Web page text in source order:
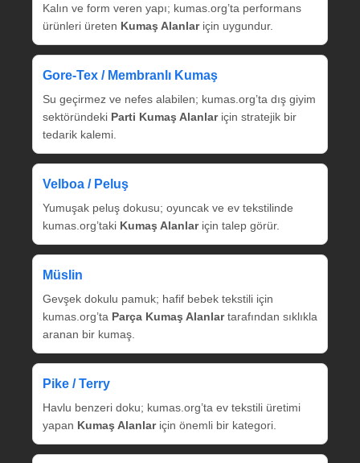
Kalın ve form veren yapı; kumas.org’ta performans
ürünleri üreten Kumaş Alanlariçin uygundur.
Gore‑Tex / Membranlı Kumaş
Su geçirmez ve nefes alabilen; kumas.org’ta dış giyim
sektöründeki Parti Kumaş Alanlariçin stratejik bir
tedarik kalemi.
Velboa / Peluş
Yumuşak peluş dokusu; oyuncak ve ev tekstilinde
kumas.org’taki Kumaş Alanlariçin talep görür.
Müslin
Gevşek dokulu pamuk; hafif bebek tekstili için
kumas.org’ta Parça Kumaş Alanlartarafından sıklıkla
aranan bir kumaş.
Pike / Terry
Havlu benzeri doku; kumas.org’ta ev tekstili üretimi
yapan Kumaş Alanlariçin önemli bir kategori.